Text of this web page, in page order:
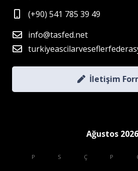
(+90) 541 785 39 49
info@tasfed.net
İletişim
Ağustos 2026
P S Ç P